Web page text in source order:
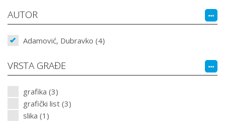
AUTOR
Adamović, Dubravko (4)
VRSTA GRAĐE
grafika (3)
grafički list (3)
slika (1)